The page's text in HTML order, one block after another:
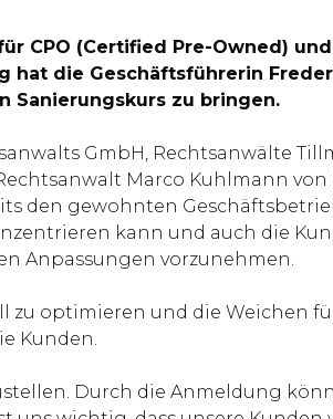
CPO (Certified Pre-Owned)
hat die Geschäftsführerin
Sanierungskurs zu bringen.
GmbH, Rechtsanwälte
Marco Kuhlmann von
den gewohnten
kann und auch die
Anpassungen vorzunehmen.
zu optimieren und die Weichen
Kunden.
Durch die Anmeldung